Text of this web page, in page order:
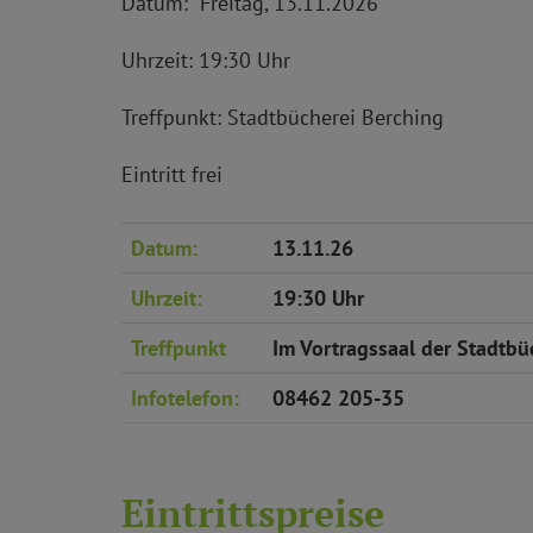
Uhrzeit: 19:30 Uhr
Treffpunkt: Stadtbücherei Berching
Eintritt frei
Datum:
13.11.26
Uhrzeit:
19:30 Uhr
Treffpunkt
Im Vortragssaal der
Infotelefon:
08462 205-35
Eintrittspreise